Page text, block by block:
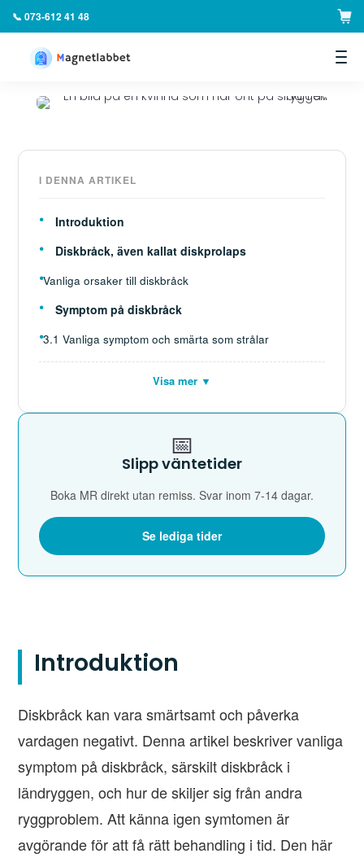
📞 073-612 41 48
Introduktion
Diskbråck kan vara smärtsamt och påverka
vardagen negativt. Denna artikel beskriver vanliga
symptom på diskbråck, särskilt diskbråck i
ländryggen, och hur de skiljer sig från andra
ryggproblem. Att känna igen symtomen är
avgörande för att få rätt behandling i tid. Den här
I DENNA ARTIKEL
Introduktion
Diskbråck, även kallat diskprolaps
Vanliga orsaker till diskbråck
Symptom på diskbråck
3.1 Vanliga symptom och smärta som strålar
Visa mer ▼
📅
Slipp väntetider
Boka MR direkt utan remiss. Svar inom 7-14 dagar.
Se lediga tider